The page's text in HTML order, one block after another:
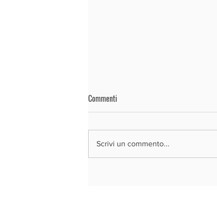
Commenti
Scrivi un commento...